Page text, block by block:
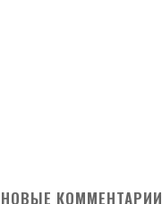
НОВЫЕ КОММЕНТАРИИ